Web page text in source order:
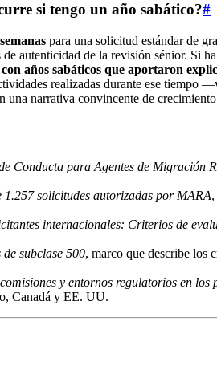
si tengo un año sabático?#
para una solicitud estándar de
autenticidad de la revisión sénior. Si
años sabáticos que aportaron
realizadas durante ese
narrativa convincente de
Conducta para Agentes de Migración
1.257 solicitudes autorizadas por MARA
internacionales: Criterios de
subclase 500, marco que describe los
y entornos regulatorios en los
Canadá y EE. UU.